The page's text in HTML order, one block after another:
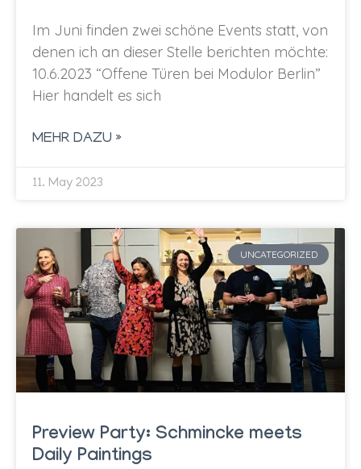
Im Juni finden zwei schöne Events statt, von
denen ich an dieser Stelle berichten möchte:
10.6.2023 “Offene Türen bei Modulor Berlin”
Hier handelt es sich
MEHR DAZU »
11. May 2023
UNCATEGORIZED
Preview Party: Schmincke meets
Daily Paintings